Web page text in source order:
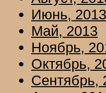
Июнь, 2013
Май, 2013
Ноябрь,
Октябрь,
Сентябрь,